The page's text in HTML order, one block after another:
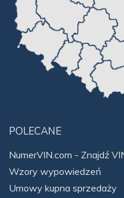
POLECANE
NumerVIN.com - Znajdź
Wzory wypowiedzeń
Umowy kupna sprzedaży